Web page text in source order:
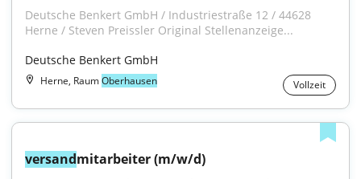
Deutsche Benkert GmbH / Industriestraße 12 / 44628
Herne / Steven Preissler Original Stellenanzeige...
Deutsche Benkert GmbH
Herne, RaumOberhausen Vollzeit
versandmitarbeiter (m/w/d)